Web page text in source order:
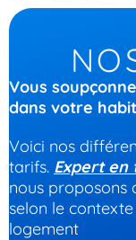
Vous
dans votre
Voici nos
tarifs. Expert
nous proposons
selon le
logement